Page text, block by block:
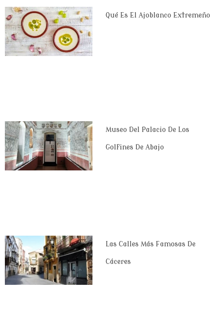
Qué Es El Ajoblanco Extremeño
Museo Del Palacio De Los
Golfines De Abajo
Las Calles Más Famosas De
Cáceres